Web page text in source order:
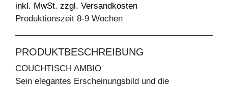
inkl. MwSt. zzgl. Versandkosten
Produktionszeit 8-9 Wochen
PRODUKTBESCHREIBUNG
COUCHTISCH AMBIO
Sein elegantes Erscheinungsbild und die